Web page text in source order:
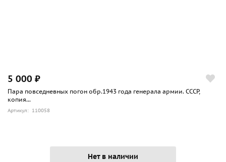
время войны в Действующей армии носятся постоянно, а
в тыловых частях лишь во время проведения учений в
поле.
5 000 ₽
Пара повседневных погон обр.1943 года генерала армии. СССР,
копия...
Артикул: 110058
Нет в наличии